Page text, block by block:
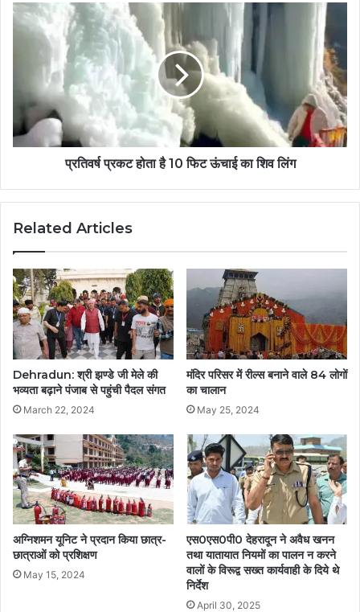
प्रतिवर्ष प्रकट होता है 10 फिट ऊंचाई का शिव लिंग
Related Articles
Dehradun: श्री झण्डे जी मेले की
भव्यता बढ़ाने पंजाब से पहुंची पैदल संगत
March 22, 2024
मंदिर परिसर में रील्स बनाने वाले 84 लोगों
का चालान
May 25, 2024
अग्निशमन यूनिट ने प्रदान किया छात्र-
छात्राओं को प्रशिक्षण
May 15, 2024
एस0एस0पी0 देहरादून ने अवैध खनन
तथा यातायात नियमों का पालन न करने
वालों के विरूद्व सख्त कार्यवाही के दिये थे
निर्देश
April 30, 2025